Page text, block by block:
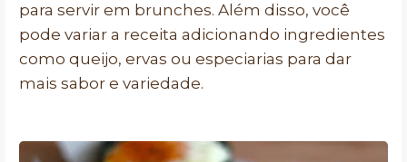
para servir em brunches. Além disso, você
pode variar a receita adicionando ingredientes
como queijo, ervas ou especiarias para dar
mais sabor e variedade.